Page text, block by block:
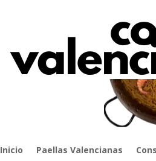
Inicio Paellas Valencianas